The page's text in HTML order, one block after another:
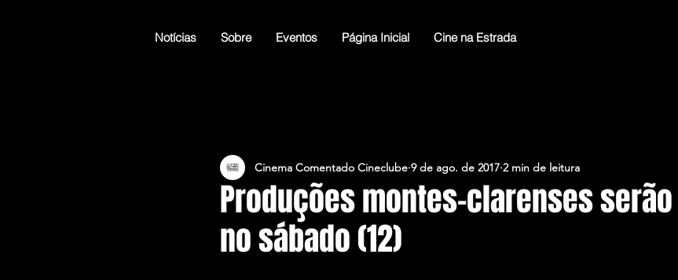
Notícias Sobre Eventos Página Inicial Cine na Estrada
Produções montes-clarenses
no sábado (12)
Cinema Comentado Cineclube 9 de ago. de 2017 2 min de leitura